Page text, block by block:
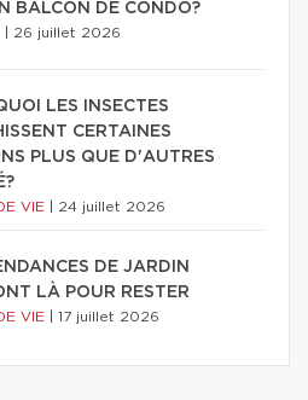
BALCON DE CONDO?
26 juillet 2026
LES INSECTES
CERTAINES
PLUS QUE D'AUTRES
VIE 24 juillet 2026
DE JARDIN
LÀ POUR RESTER
VIE 17 juillet 2026